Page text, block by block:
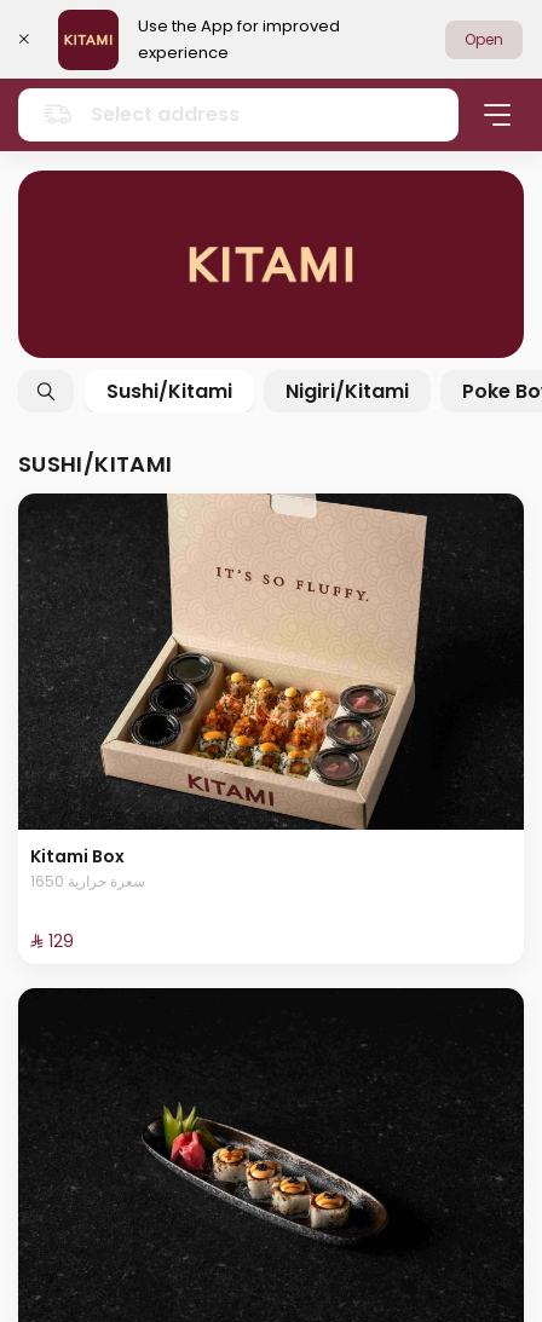
Use the App for improved
experience
Open
Select address
Sushi/Kitami Nigiri/Kitami Poke
SUSHI/KITAMI
Kitami Box
1650 سعرة حرارية
⁨⁦‪‬ 129⁩